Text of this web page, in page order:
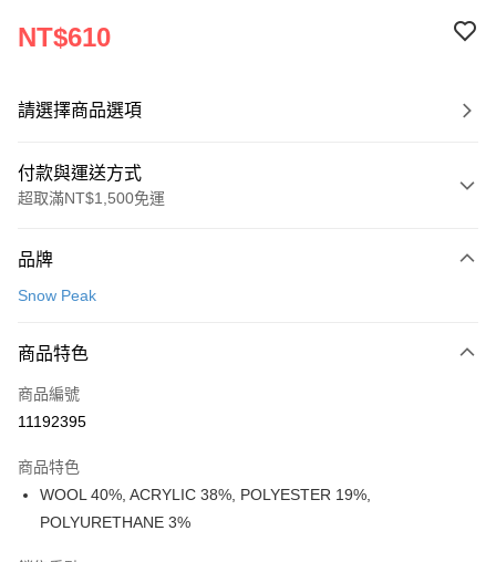
NT$610
請選擇商品選項
付款與運送方式
超取滿NT$1,500免運
信用卡一次付款
Apple Pay
悠遊付
7-11取貨(快速到店)
每筆NT$100，滿NT$1,500(含以上)免運費
宅配-本島
品牌
Snow Peak
商品特色
商品編號
11192395
商品特色
WOOL 40%, ACRYLIC 38%, POLYESTER 19%,
POLYURETHANE 3%